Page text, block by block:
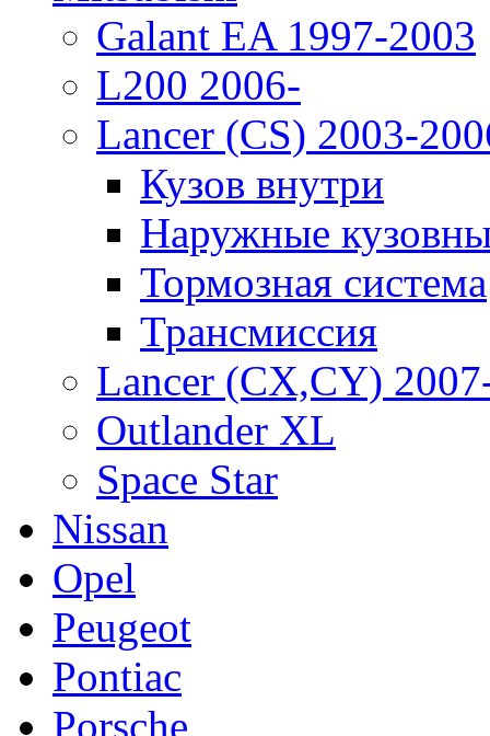
Galant EA 1997-2003
L200 2006-
Lancer (CS) 2003-
Кузов внутри
Наружные
Тормозная система
Трансмиссия
Lancer (CX,CY)
Outlander XL
Space Star
Nissan
Opel
Peugeot
Pontiac
Porsche